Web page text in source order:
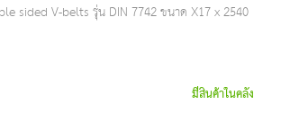
sided V-belts รุ่น DIN 7742 ขนาด X17 x 2540
มีสินค้าในคลัง